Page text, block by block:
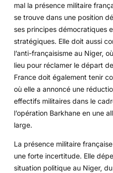
mal la présence militaire
se trouve dans une position
ses principes démocratiques
stratégiques. Elle doit aussi
l’anti-françaisisme au Niger,
lieu pour réclamer le départ
France doit également tenir
où elle a annoncé une
effectifs militaires dans le
l’opération Barkhane en une
large.
La présence militaire
une forte incertitude. Elle
situation politique au Niger,